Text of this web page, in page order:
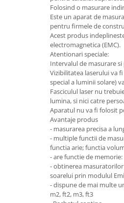
Aparate de sudura
Pompe de stropit si atomizatoare
Pompe si hidrofoare
Masini de tocat
Decoratiuni Craciun
Articole bucatarie
Folosind o masurare
Este un aparat de
pentru firmele de
Acest produs
electromagnetica (EMC).
Atentionari speciale:
Intervalul de masurare
Vizibilitatea laserului va
special a luminii solare)
Fasciculul laser nu
lumina, si nici catre
Aparatul nu va fi folosit
Avantaje produs
- masurarea precisa a
- multiple functii de
functia arie; functia
- are functie de
- obtinerea
soarelui prin modulul
- dispune de mai multe
m2, ft2, m3, ft3